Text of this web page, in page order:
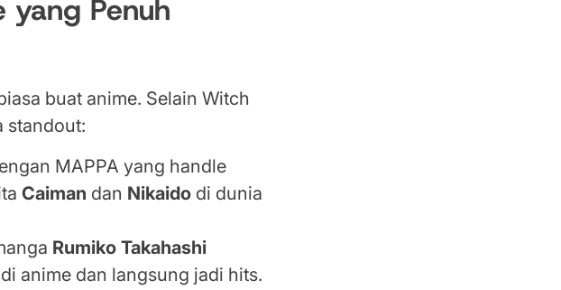
Penuh
buat anime. Selain Witch
standout:
MAPPA yang handle
Caiman dan Nikaido di dunia
Rumiko Takahashi
anime dan langsung jadi hits.